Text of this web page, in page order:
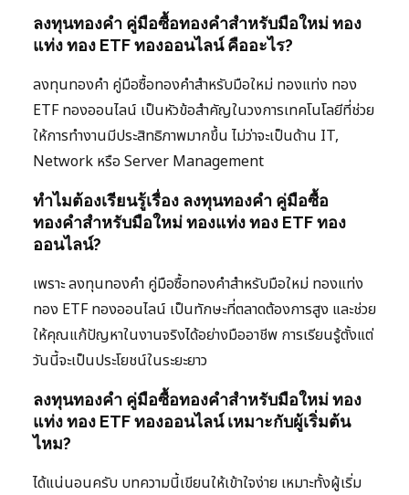
ลงทุนทองคำ คู่มือซื้อทองคำสำหรับมือใหม่ ทอง
แท่ง ทอง ETF ทองออนไลน์ คืออะไร?
ลงทุนทองคำ คู่มือซื้อทองคำสำหรับมือใหม่ ทองแท่ง ทอง
ETF ทองออนไลน์ เป็นหัวข้อสำคัญในวงการเทคโนโลยีที่ช่วย
ให้การทำงานมีประสิทธิภาพมากขึ้น ไม่ว่าจะเป็นด้าน IT,
Network หรือ Server Management
ทำไมต้องเรียนรู้เรื่อง ลงทุนทองคำ คู่มือซื้อ
ทองคำสำหรับมือใหม่ ทองแท่ง ทอง ETF ทอง
ออนไลน์?
เพราะ ลงทุนทองคำ คู่มือซื้อทองคำสำหรับมือใหม่ ทองแท่ง
ทอง ETF ทองออนไลน์ เป็นทักษะที่ตลาดต้องการสูง และช่วย
ให้คุณแก้ปัญหาในงานจริงได้อย่างมืออาชีพ การเรียนรู้ตั้งแต่
วันนี้จะเป็นประโยชน์ในระยะยาว
ลงทุนทองคำ คู่มือซื้อทองคำสำหรับมือใหม่ ทอง
แท่ง ทอง ETF ทองออนไลน์ เหมาะกับผู้เริ่มต้น
ไหม?
ได้แน่นอนครับ บทความนี้เขียนให้เข้าใจง่าย เหมาะทั้งผู้เริ่ม